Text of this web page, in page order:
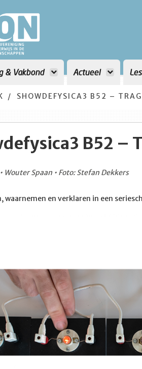
& Vakbond Actueel
SHOWDEFYSICA3 B52 –
B52 –
Wouter Spaan • Foto: Stefan Dekkers
waarnemen en verklaren in een